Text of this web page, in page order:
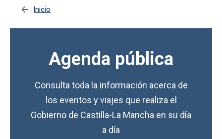
Inicio
Agenda pública
Consulta toda la información acerca de
los eventos y viajes que realiza el
Gobierno de Castilla-La Mancha en su día
a día